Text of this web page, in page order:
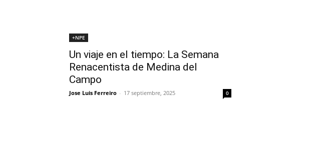
+NPE
Un viaje en el tiempo: La Semana
Renacentista de Medina del
Campo
Jose Luis Ferreiro - 17 septiembre, 2025 0